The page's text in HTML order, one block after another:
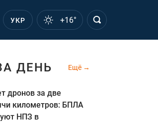
УКР +16°
ДЕНЬ Ещё
дронов за две
километров: БПЛА
НПЗ в